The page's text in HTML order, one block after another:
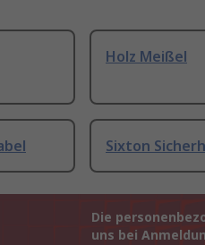
Holz Meißel
Sixton
Die
uns bei